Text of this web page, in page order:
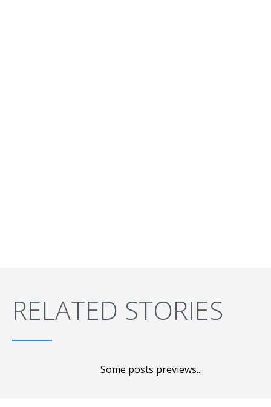
RELATED STORIES
Some posts previews...